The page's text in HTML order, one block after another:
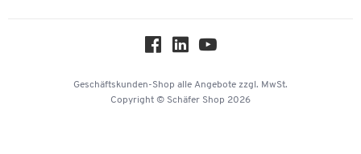
Geschäftskunden-Shop alle Angebote zzgl. MwSt.
Copyright © Schäfer Shop 2026